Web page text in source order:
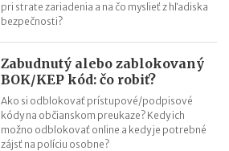
pri strate zariadenia a na čo myslieť z hľadiska
bezpečnosti?
Zabudnutý alebo zablokovaný
BOK/KEP kód: čo robiť?
Ako si odblokovať prístupové/podpisové
kódy na občianskom preukaze? Kedy ich
možno odblokovať online a kedy je potrebné
zájsť na políciu osobne?